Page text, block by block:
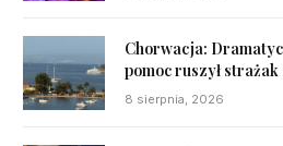
Chorwacja:
pomoc ruszył
8 sierpnia, 2026